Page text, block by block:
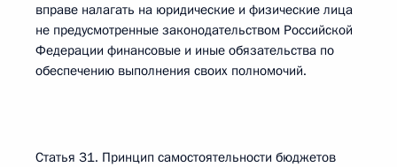
вправе налагать на юридические и физические лица
не предусмотренные законодательством Российской
Федерации финансовые и иные обязательства по
обеспечению выполнения своих полномочий.
Статья 31. Принцип самостоятельности бюджетов